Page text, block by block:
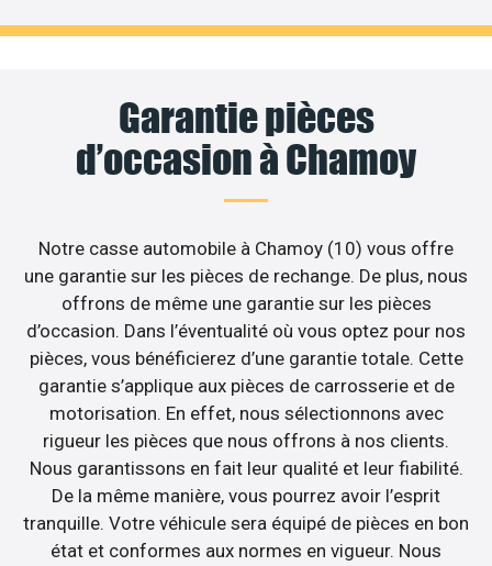
Garantie pièces
d’occasion à Chamoy
Notre casse automobile à Chamoy (10) vous offre
une garantie sur les pièces de rechange. De plus, nous
offrons de même une garantie sur les pièces
d’occasion. Dans l’éventualité où vous optez pour nos
pièces, vous bénéficierez d’une garantie totale. Cette
garantie s’applique aux pièces de carrosserie et de
motorisation. En effet, nous sélectionnons avec
rigueur les pièces que nous offrons à nos clients.
Nous garantissons en fait leur qualité et leur fiabilité.
De la même manière, vous pourrez avoir l’esprit
tranquille. Votre véhicule sera équipé de pièces en bon
état et conformes aux normes en vigueur. Nous